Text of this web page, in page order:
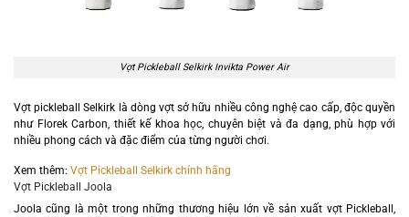
Vợt Pickleball Selkirk Invikta Power Air
Vợt pickleball Selkirk là dòng vợt sở hữu nhiều công nghệ cao cấp, độc quyền
như Florek Carbon, thiết kế khoa học, chuyên biệt và đa dạng, phù hợp với
nhiều phong cách và đặc điểm của từng người chơi.
Xem thêm: Vợt Pickleball Selkirk chính hãng
Vợt Pickleball Joola
Joola cũng là một trong những thương hiệu lớn về sản xuất vợt Pickleball,